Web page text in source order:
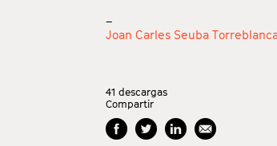
_
Joan Carles Seuba
41 descargas
Compartir